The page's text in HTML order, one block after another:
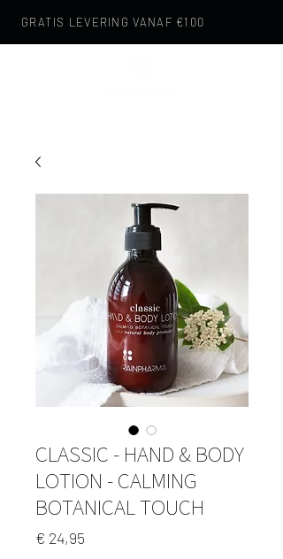
GRATIS LEVERING VANAF €100
CLASSIC - HAND & BODY
LOTION - CALMING
BOTANICAL TOUCH
€ 24,95